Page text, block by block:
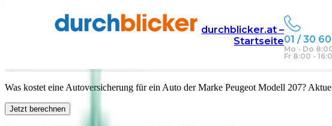
durchblicker.at –
Startseite01 / 30
Mo - Do
Fr 8:00 -
Autoversicherung Peugeot
in Österreich
Was kostet eine Autoversicherung für ein Auto der Marke PeugeotModell 207?
Jetzt berechnen